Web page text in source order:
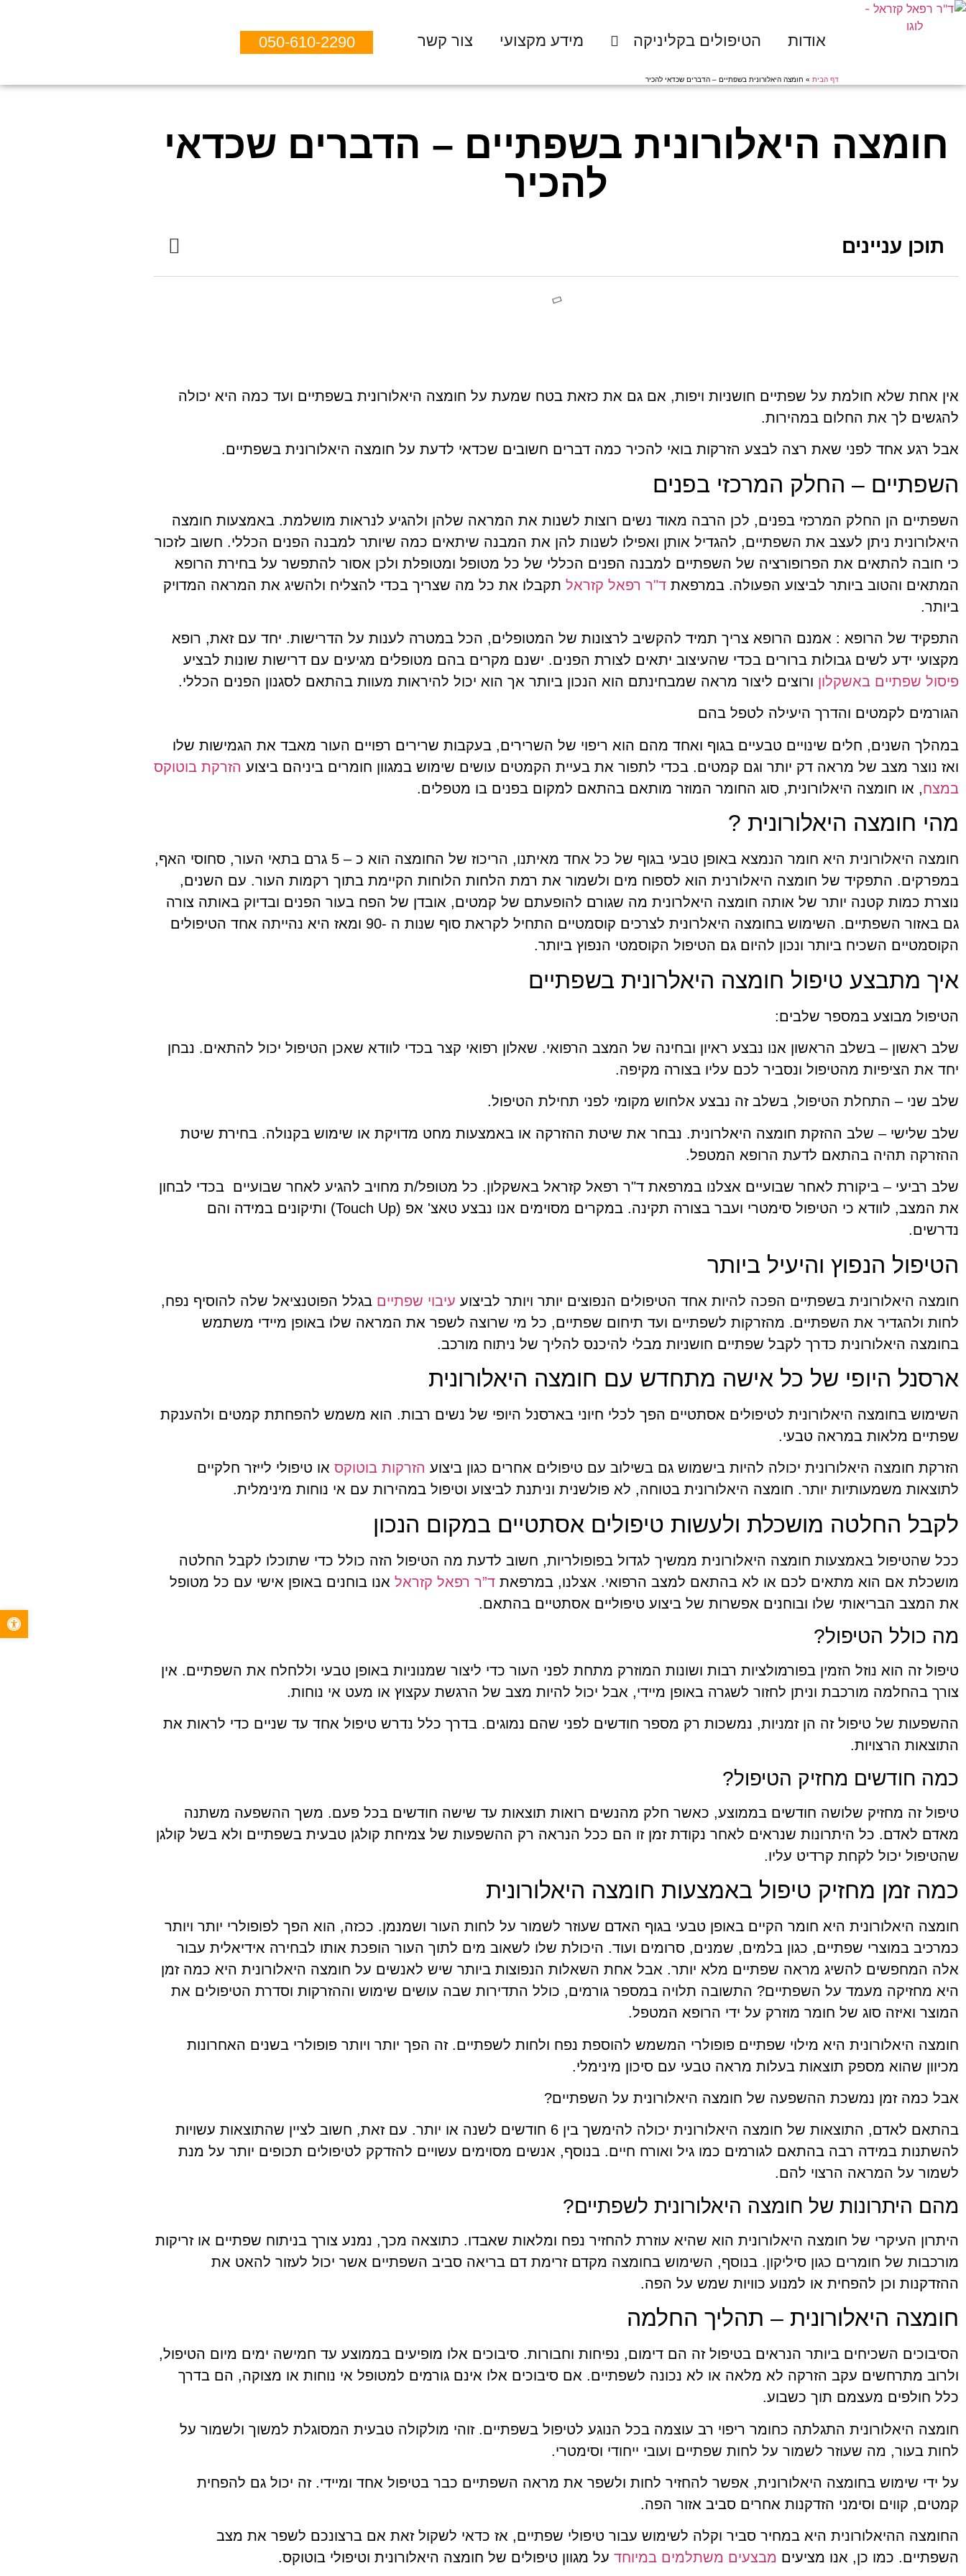
אודות הטיפולים בקליניקה מידע מקצועי צור קשר
דף הבית» חומצה היאלורונית בשפתיים – הדברים שכדאי להכיר
050-610-2290
חומצה היאלורונית בשפתיים – הדברים שכדאי
להכיר
תוכן עניינים
אין אחת שלא חולמת על שפתיים חושניות ויפות, אם גם את כזאת בטח שמעת על חומצה היאלורונית בשפתיים ועד כמה היא יכולה
להגשים לך את החלום במהירות.
אבל רגע אחד לפני שאת רצה לבצע הזרקות בואי להכיר כמה דברים חשובים שכדאי לדעת על חומצה היאלורונית בשפתיים.
השפתיים – החלק המרכזי בפנים
השפתיים הן החלק המרכזי בפנים, לכן הרבה מאוד נשים רוצות לשנות את המראה שלהן ולהגיע לנראות מושלמת. באמצעות חומצה
היאלורונית ניתן לעצב את השפתיים, להגדיל אותן ואפילו לשנות להן את המבנה שיתאים כמה שיותר למבנה הפנים הכללי. חשוב לזכור
כי חובה להתאים את הפרופורציה של השפתיים למבנה הפנים הכללי של כל מטופל ומטופלת ולכן אסור להתפשר על בחירת הרופא
המתאים והטוב ביותר לביצוע הפעולה. במרפאת ד"ר רפאל קזראל תקבלו את כל מה שצריך בכדי להצליח ולהשיג את המראה המדויק
ביותר.
התפקיד של הרופא : אמנם הרופא צריך תמיד להקשיב לרצונות של המטופלים, הכל במטרה לענות על הדרישות. יחד עם זאת, רופא
מקצועי ידע לשים גבולות ברורים בכדי שהעיצוב יתאים לצורת הפנים. ישנם מקרים בהם מטופלים מגיעים עם דרישות שונות לבציע
פיסול שפתיים באשקלון ורוצים ליצור מראה שמבחינתם הוא הנכון ביותר אך הוא יכול להיראות מעוות בהתאם לסגנון הפנים הכללי.
הגורמים לקמטים והדרך היעילה לטפל בהם
במהלך השנים, חלים שינויים טבעיים בגוף ואחד מהם הוא ריפוי של השרירים, בעקבות שרירים רפויים העור מאבד את הגמישות שלו
ואז נוצר מצב של מראה דק יותר וגם קמטים. בכדי לתפור את בעיית הקמטים עושים שימוש במגוון חומרים ביניהם ביצוע הזרקת בוטוקס
במצח, או חומצה היאלורונית, סוג החומר המוזר מותאם בהתאם למקום בפנים בו מטפלים.
מהי חומצה היאלורונית ?
חומצה היאלורונית היא חומר הנמצא באופן טבעי בגוף של כל אחד מאיתנו, הריכוז של החומצה הוא כ – 5 גרם בתאי העור, סחוסי האף,
במפרקים. התפקיד של חומצה היאלורנית הוא לספוח מים ולשמור את רמת הלחות הלוחות הקיימת בתוך רקמות העור. עם השנים,
נוצרת כמות קטנה יותר של אותה חומצה היאלרונית מה שגורם להופעתם של קמטים, אובדן של הפח בעור הפנים ובדיוק באותה צורה
גם באזור השפתיים. השימוש בחומצה היאלרונית לצרכים קוסמטיים התחיל לקראת סוף שנות ה -90 ומאז היא נהייתה אחד הטיפולים
הקוסמטיים השכיח ביותר ונכון להיום גם הטיפול הקוסמטי הנפוץ ביותר.
איך מתבצע טיפול חומצה היאלרונית בשפתיים
הטיפול מבוצע במספר שלבים:
שלב ראשון – בשלב הראשון אנו נבצע ראיון ובחינה של המצב הרפואי. שאלון רפואי קצר בכדי לוודא שאכן הטיפול יכול להתאים. נבחן
יחד את הציפיות מהטיפול ונסביר לכם עליו בצורה מקיפה.
שלב שני – התחלת הטיפול, בשלב זה נבצע אלחוש מקומי לפני תחילת הטיפול.
שלב שלישי – שלב ההזקת חומצה היאלרונית. נבחר את שיטת ההזרקה או באמצעות מחט מדויקת או שימוש בקנולה. בחירת שיטת
ההזרקה תהיה בהתאם לדעת הרופא המטפל.
שלב רביעי – ביקורת לאחר שבועיים אצלנו במרפאת ד"ר רפאל קזראל באשקלון. כל מטופל/ת מחויב להגיע לאחר שבועיים בכדי לבחון
את המצב, לוודא כי הטיפול סימטרי ועבר בצורה תקינה. במקרים מסוימים אנו נבצע טאצ' אפ (Touch Up) ותיקונים במידה והם
נדרשים.
הטיפול הנפוץ והיעיל ביותר
חומצה היאלורונית בשפתיים הפכה להיות אחד הטיפולים הנפוצים יותר ויותר לביצוע עיבוי שפתיים בגלל הפוטנציאל שלה להוסיף נפח,
לחות ולהגדיר את השפתיים. מהזרקות לשפתיים ועד תיחום שפתיים, כל מי שרוצה לשפר את המראה שלו באופן מיידי משתמש
בחומצה היאלורונית כדרך לקבל שפתיים חושניות מבלי להיכנס להליך של ניתוח מורכב.
ארסנל היופי של כל אישה מתחדש עם חומצה היאלורונית
השימוש בחומצה היאלורונית לטיפולים אסתטיים הפך לכלי חיוני בארסנל היופי של נשים רבות. הוא משמש להפחתת קמטים ולהענקת
שפתיים מלאות במראה טבעי.
הזרקת חומצה היאלורונית יכולה להיות בישמוש גם בשילוב עם טיפולים אחרים כגון ביצוע הזרקות בוטוקס או טיפולי לייזר חלקיים
לתוצאות משמעותיות יותר. חומצה היאלורונית בטוחה, לא פולשנית וניתנת לביצוע וטיפול במהירות עם אי נוחות מינימלית.
לקבל החלטה מושכלת ולעשות טיפולים אסתטיים במקום הנכון
ככל שהטיפול באמצעות חומצה היאלורונית ממשיך לגדול בפופולריות, חשוב לדעת מה הטיפול הזה כולל כדי שתוכלו לקבל החלטה
מושכלת אם הוא מתאים לכם או לא בהתאם למצב הרפואי. אצלנו, במרפאת ד”ר רפאל קזראל אנו בוחנים באופן אישי עם כל מטופל
את המצב הבריאותי שלו ובוחנים אפשרות של ביצוע טיפוליים אסתטיים בהתאם.
מה כולל הטיפול?
טיפול זה הוא נוזל הזמין בפורמולציות רבות ושונות המוזרק מתחת לפני העור כדי ליצור שמנוניות באופן טבעי וללחלח את השפתיים. אין
צורך בהחלמה מורכבת וניתן לחזור לשגרה באופן מיידי, אבל יכול להיות מצב של הרגשת עקצוץ או מעט אי נוחות.
ההשפעות של טיפול זה הן זמניות, נמשכות רק מספר חודשים לפני שהם נמוגים. בדרך כלל נדרש טיפול אחד עד שניים כדי לראות את
התוצאות הרצויות.
כמה חודשים מחזיק הטיפול?
טיפול זה מחזיק שלושה חודשים בממוצע, כאשר חלק מהנשים רואות תוצאות עד שישה חודשים בכל פעם. משך ההשפעה משתנה
מאדם לאדם. כל היתרונות שנראים לאחר נקודת זמן זו הם ככל הנראה רק ההשפעות של צמיחת קולגן טבעית בשפתיים ולא בשל קולגן
שהטיפול יכול לקחת קרדיט עליו.
כמה זמן מחזיק טיפול באמצעות חומצה היאלורונית
חומצה היאלורונית היא חומר הקיים באופן טבעי בגוף האדם שעוזר לשמור על לחות העור ושמנמן. ככזה, הוא הפך לפופולרי יותר ויותר
כמרכיב במוצרי שפתיים, כגון בלמים, שמנים, סרומים ועוד. היכולת שלו לשאוב מים לתוך העור הופכת אותו לבחירה אידיאלית עבור
אלה המחפשים להשיג מראה שפתיים מלא יותר. אבל אחת השאלות הנפוצות ביותר שיש לאנשים על חומצה היאלורונית היא כמה זמן
היא מחזיקה מעמד על השפתיים? התשובה תלויה במספר גורמים, כולל התדירות שבה עושים שימוש וההזרקות וסדרת הטיפולים את
המוצר ואיזה סוג של חומר מוזרק על ידי הרופא המטפל.
חומצה היאלורונית היא מילוי שפתיים פופולרי המשמש להוספת נפח ולחות לשפתיים. זה הפך יותר ויותר פופולרי בשנים האחרונות
מכיוון שהוא מספק תוצאות בעלות מראה טבעי עם סיכון מינימלי.
אבל כמה זמן נמשכת ההשפעה של חומצה היאלורונית על השפתיים?
בהתאם לאדם, התוצאות של חומצה היאלורונית יכולה להימשך בין 6 חודשים לשנה או יותר. עם זאת, חשוב לציין שהתוצאות עשויות
להשתנות במידה רבה בהתאם לגורמים כמו גיל ואורח חיים. בנוסף, אנשים מסוימים עשויים להזדקק לטיפולים תכופים יותר על מנת
לשמור על המראה הרצוי להם.
מהם היתרונות של חומצה היאלורונית לשפתיים?
היתרון העיקרי של חומצה היאלורונית הוא שהיא עוזרת להחזיר נפח ומלאות שאבדו. כתוצאה מכך, נמנע צורך בניתוח שפתיים או זריקות
מורכבות של חומרים כגון סיליקון. בנוסף, השימוש בחומצה מקדם זרימת דם בריאה סביב השפתיים אשר יכול לעזור להאט את
ההזדקנות וכן להפחית או למנוע כוויות שמש על הפה.
חומצה היאלורונית – תהליך החלמה
הסיבוכים השכיחים ביותר הנראים בטיפול זה הם דימום, נפיחות וחבורות. סיבוכים אלו מופיעים בממוצע עד חמישה ימים מיום הטיפול,
ולרוב מתרחשים עקב הזרקה לא מלאה או לא נכונה לשפתיים. אם סיבוכים אלו אינם גורמים למטופל אי נוחות או מצוקה, הם בדרך
כלל חולפים מעצמם תוך כשבוע.
חומצה היאלורונית התגלתה כחומר ריפוי רב עוצמה בכל הנוגע לטיפול בשפתיים. זוהי מולקולה טבעית המסוגלת למשוך ולשמור על
לחות בעור, מה שעוזר לשמור על לחות שפתיים ועובי ייחודי וסימטרי.
על ידי שימוש בחומצה היאלורונית, אפשר להחזיר לחות ולשפר את מראה השפתיים כבר בטיפול אחד ומיידי. זה יכול גם להפחית
קמטים, קווים וסימני הזדקנות אחרים סביב אזור הפה.
החומצה ההיאלורונית היא במחיר סביר וקלה לשימוש עבור טיפולי שפתיים, אז כדאי לשקול זאת אם ברצונכם לשפר את מצב
השפתיים. כמו כן, אנו מציעים מבצעים משתלמים במיוחד על מגוון טיפולים של חומצה היאלורונית וטיפולי בוטוקס.
פתח